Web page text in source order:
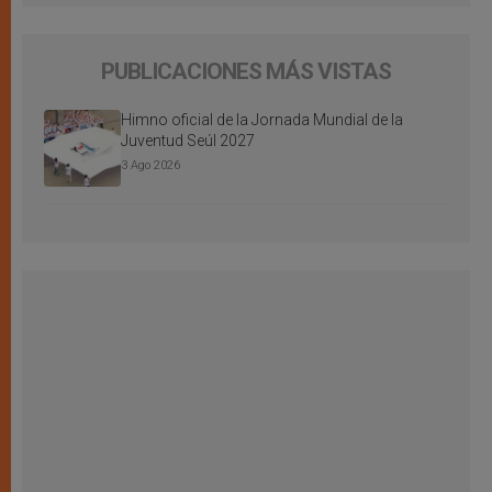
PUBLICACIONES MÁS VISTAS
Himno oficial de la Jornada Mundial de la
Juventud Seúl 2027
3 Ago 2026